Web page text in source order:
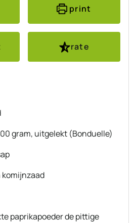
print
rate
gram, uitgelekt (Bonduelle)
paprikapoederde pittige